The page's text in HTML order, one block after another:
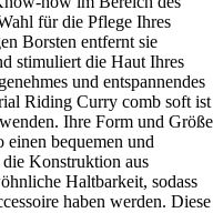
für die Pflege Ihres
Borsten entfernt sie
stimuliert die Haut Ihres
und entspannendes
Riding Curry comb soft ist
Ihre Form und Größe
einen bequemen und
Konstruktion aus
Haltbarkeit, sodass
haben werden. Diese